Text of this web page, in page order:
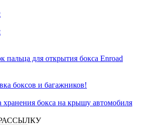
пальца для открытия бокса Enroad
боксов и багажников!
бокса на крышу автомобиля